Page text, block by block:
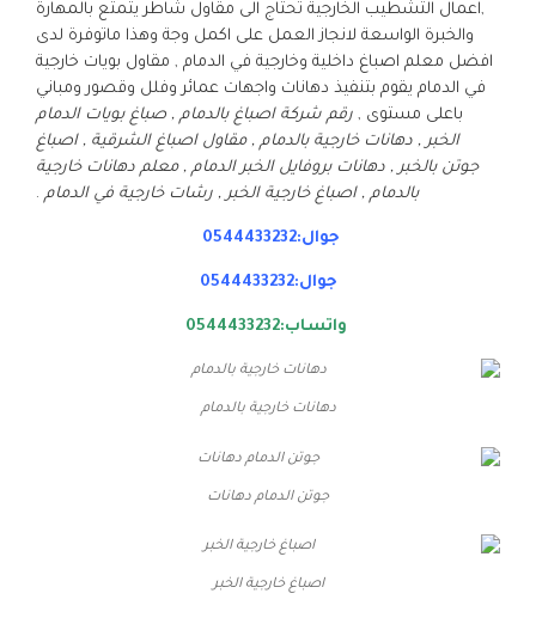
,اعمال التشطيب الخارجية تحتاج الى مقاول شاطر يتمتع بالمهارة
والخبرة الواسعة لانجاز العمل على اكمل وجة وهذا ماتوفرة لدى
افضل معلم اصباغ داخلية وخارجية في الدمام , مقاول بويات خارجية
في الدمام يقوم بتنفيذ دهانات واجهات عمائر وفلل وقصور ومباني
باعلى مستوى , رقم شركة اصباغ بالدمام , صباغ بويات الدمام
الخبر , دهانات خارجية بالدمام , مقاول اصباغ الشرقية , اصباغ
جوتن بالخبر , دهانات بروفايل الخبر الدمام , معلم دهانات خارجية
بالدمام , اصباغ خارجية الخبر , رشات خارجية في الدمام .
جوال:0544433232
جوال:0544433232
واتساب:0544433232
دهانات خارجية بالدمام
جوتن الدمام دهانات
اصباغ خارجية الخبر